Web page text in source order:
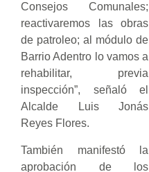
Consejos Comunales;
reactivaremos las obras
de patroleo; al módulo de
Barrio Adentro lo vamos a
rehabilitar, previa
inspección”, señaló el
Alcalde Luis Jonás
Reyes Flores.
También manifestó la
aprobación de los